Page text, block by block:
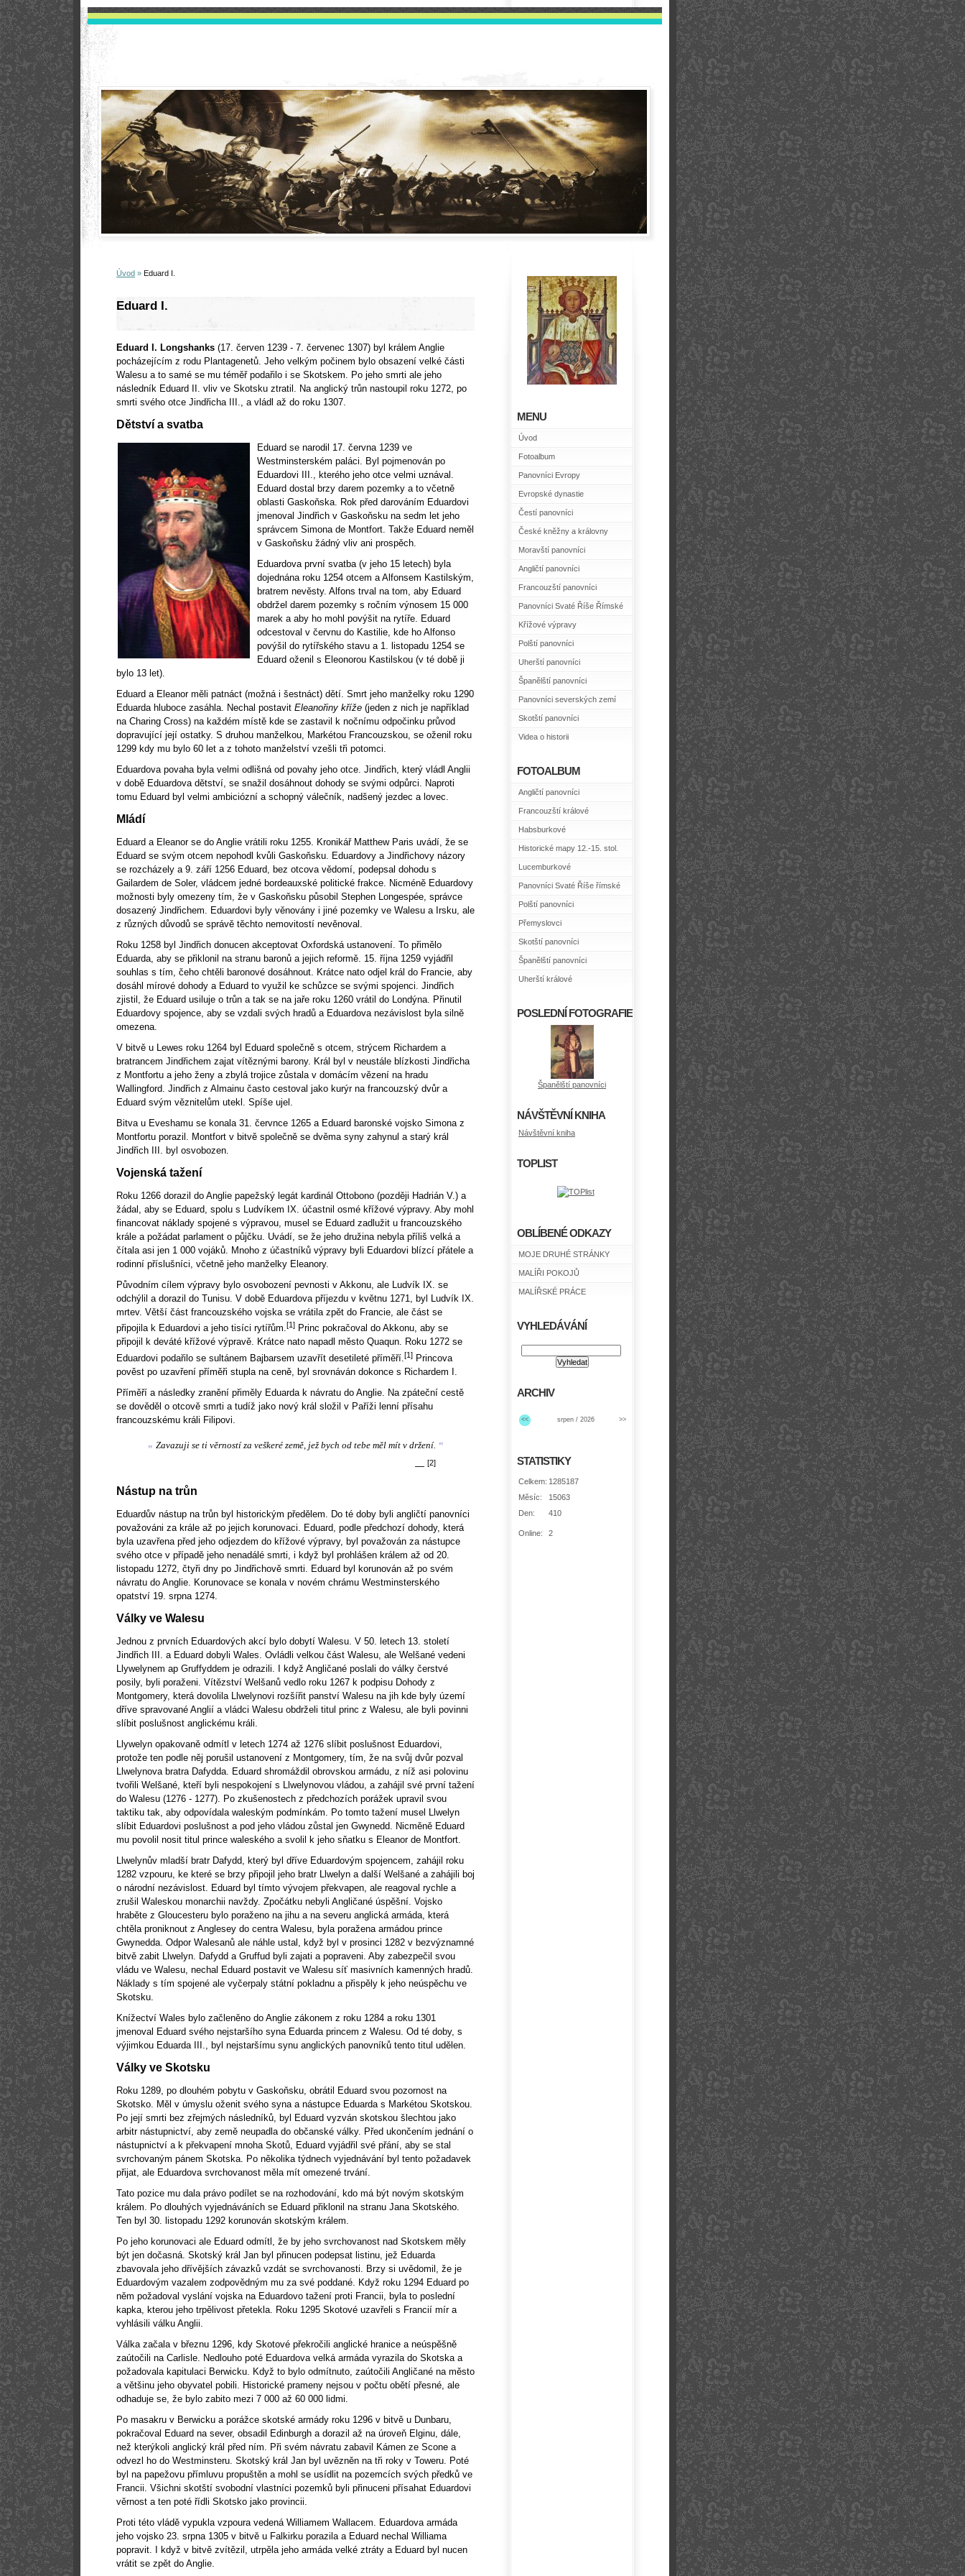
Úvod » Eduard I.
Eduard I.
Eduard I. Longshanks (17. červen 1239 - 7. červenec 1307) byl králem Anglie
pocházejícím z rodu Plantagenetů. Jeho velkým počinem bylo obsazení velké části
Walesu a to samé se mu téměř podařilo i se Skotskem. Po jeho smrti ale jeho
následník Eduard II. vliv ve Skotsku ztratil. Na anglický trůn nastoupil roku 1272, po
smrti svého otce Jindřicha III., a vládl až do roku 1307.
Dětství a svatba
Eduard se narodil 17. června 1239 ve
Westminsterském paláci. Byl pojmenován po
Eduardovi III., kterého jeho otce velmi uznával.
Eduard dostal brzy darem pozemky a to včetně
oblasti Gaskoňska. Rok před darováním Eduardovi
jmenoval Jindřich v Gaskoňsku na sedm let jeho
správcem Simona de Montfort. Takže Eduard neměl
v Gaskoňsku žádný vliv ani prospěch.
Eduardova první svatba (v jeho 15 letech) byla
dojednána roku 1254 otcem a Alfonsem Kastilským,
bratrem nevěsty. Alfons trval na tom, aby Eduard
obdržel darem pozemky s ročním výnosem 15 000
marek a aby ho mohl povýšit na rytíře. Eduard
odcestoval v červnu do Kastilie, kde ho Alfonso
povýšil do rytířského stavu a 1. listopadu 1254 se
Eduard oženil s Eleonorou Kastilskou (v té době ji
bylo 13 let).
Eduard a Eleanor měli patnáct (možná i šestnáct) dětí. Smrt jeho manželky roku 1290
Eduarda hluboce zasáhla. Nechal postavit Eleanořiny kříže (jeden z nich je například
na Charing Cross) na každém místě kde se zastavil k nočnímu odpočinku průvod
dopravující její ostatky. S druhou manželkou, Markétou Francouzskou, se oženil roku
1299 kdy mu bylo 60 let a z tohoto manželství vzešli tři potomci.
Eduardova povaha byla velmi odlišná od povahy jeho otce. Jindřich, který vládl Anglii
v době Eduardova dětství, se snažil dosáhnout dohody se svými odpůrci. Naproti
tomu Eduard byl velmi ambiciózní a schopný válečník, nadšený jezdec a lovec.
Mládí
Eduard a Eleanor se do Anglie vrátili roku 1255. Kronikář Matthew Paris uvádí, že se
Eduard se svým otcem nepohodl kvůli Gaskoňsku. Eduardovy a Jindřichovy názory
se rozcházely a 9. září 1256 Eduard, bez otcova vědomí, podepsal dohodu s
Gailardem de Soler, vládcem jedné bordeauxské politické frakce. Nicméně Eduardovy
možnosti byly omezeny tím, že v Gaskoňsku působil Stephen Longespée, správce
dosazený Jindřichem. Eduardovi byly věnovány i jiné pozemky ve Walesu a Irsku, ale
z různých důvodů se správě těchto nemovitostí nevěnoval.
Roku 1258 byl Jindřich donucen akceptovat Oxfordská ustanovení. To přimělo
Eduarda, aby se přiklonil na stranu baronů a jejich reformě. 15. října 1259 vyjádřil
souhlas s tím, čeho chtěli baronové dosáhnout. Krátce nato odjel král do Francie, aby
dosáhl mírové dohody a Eduard to využil ke schůzce se svými spojenci. Jindřich
zjistil, že Eduard usiluje o trůn a tak se na jaře roku 1260 vrátil do Londýna. Přinutil
Eduardovy spojence, aby se vzdali svých hradů a Eduardova nezávislost byla silně
omezena.
V bitvě u Lewes roku 1264 byl Eduard společně s otcem, strýcem Richardem a
bratrancem Jindřichem zajat vítěznými barony. Král byl v neustále blízkosti Jindřicha
z Montfortu a jeho ženy a zbylá trojice zůstala v domácím vězení na hradu
Wallingford. Jindřich z Almainu často cestoval jako kurýr na francouzský dvůr a
Eduard svým věznitelům utekl. Spíše ujel.
Bitva u Eveshamu se konala 31. červnce 1265 a Eduard baronské vojsko Simona z
Montfortu porazil. Montfort v bitvě společně se dvěma syny zahynul a starý král
Jindřich III. byl osvobozen.
Vojenská tažení
Roku 1266 dorazil do Anglie papežský legát kardinál Ottobono (později Hadrián V.) a
žádal, aby se Eduard, spolu s Ludvíkem IX. účastnil osmé křížové výpravy. Aby mohl
financovat náklady spojené s výpravou, musel se Eduard zadlužit u francouzského
krále a požádat parlament o půjčku. Uvádí, se že jeho družina nebyla příliš velká a
čítala asi jen 1 000 vojáků. Mnoho z účastníků výpravy byli Eduardovi blízcí přátele a
rodinní příslušníci, včetně jeho manželky Eleanory.
Původním cílem výpravy bylo osvobození pevnosti v Akkonu, ale Ludvík IX. se
odchýlil a dorazil do Tunisu. V době Eduardova příjezdu v květnu 1271, byl Ludvík IX.
mrtev. Větší část francouzského vojska se vrátila zpět do Francie, ale část se
připojila k Eduardovi a jeho tisíci rytířům.[1] Princ pokračoval do Akkonu, aby se
připojil k deváté křížové výpravě. Krátce nato napadl město Quaqun. Roku 1272 se
Eduardovi podařilo se sultánem Bajbarsem uzavřít desetileté příměří. [1] Princova
pověst po uzavření příměři stupla na ceně, byl srovnáván dokonce s Richardem I.
Příměří a následky zranění přiměly Eduarda k návratu do Anglie. Na zpáteční cestě
se dověděl o otcově smrti a tudíž jako nový král složil v Paříži lenní přísahu
francouzskému králi Filipovi.
„ Zavazuji se ti věrností za veškeré země, jež bych od tebe měl mít v držení. “
— [2]
Nástup na trůn
Eduardův nástup na trůn byl historickým předělem. Do té doby byli angličtí panovníci
považováni za krále až po jejich korunovaci. Eduard, podle předchozí dohody, která
byla uzavřena před jeho odjezdem do křížové výpravy, byl považován za nástupce
svého otce v případě jeho nenadálé smrti, i když byl prohlášen králem až od 20.
listopadu 1272, čtyři dny po Jindřichově smrti. Eduard byl korunován až po svém
návratu do Anglie. Korunovace se konala v novém chrámu Westminsterského
opatství 19. srpna 1274.
Války ve Walesu
Jednou z prvních Eduardových akcí bylo dobytí Walesu. V 50. letech 13. století
Jindřich III. a Eduard dobyli Wales. Ovládli velkou část Walesu, ale Welšané vedeni
Llywelynem ap Gruffyddem je odrazili. I když Angličané poslali do války čerstvé
posily, byli poraženi. Vítězství Welšanů vedlo roku 1267 k podpisu Dohody z
Montgomery, která dovolila Llwelynovi rozšířit panství Walesu na jih kde byly území
dříve spravované Anglií a vládci Walesu obdrželi titul princ z Walesu, ale byli povinni
slíbit poslušnost anglickému králi.
Llywelyn opakovaně odmítl v letech 1274 až 1276 slíbit poslušnost Eduardovi,
protože ten podle něj porušil ustanovení z Montgomery, tím, že na svůj dvůr pozval
Llwelynova bratra Dafydda. Eduard shromáždil obrovskou armádu, z níž asi polovinu
tvořili Welšané, kteří byli nespokojení s Llwelynovou vládou, a zahájil své první tažení
do Walesu (1276 - 1277). Po zkušenostech z předchozích porážek upravil svou
taktiku tak, aby odpovídala waleským podmínkám. Po tomto tažení musel Llwelyn
slíbit Eduardovi poslušnost a pod jeho vládou zůstal jen Gwynedd. Nicměně Eduard
mu povolil nosit titul prince waleského a svolil k jeho sňatku s Eleanor de Montfort.
Llwelynův mladší bratr Dafydd, který byl dříve Eduardovým spojencem, zahájil roku
1282 vzpouru, ke které se brzy připojil jeho bratr Llwelyn a další Welšané a zahájili boj
o národní nezávislost. Eduard byl tímto vývojem překvapen, ale reagoval rychle a
zrušil Waleskou monarchii navždy. Zpočátku nebyli Angličané úspěšní. Vojsko
hraběte z Gloucesteru bylo poraženo na jihu a na severu anglická armáda, která
chtěla proniknout z Anglesey do centra Walesu, byla poražena armádou prince
Gwynedda. Odpor Walesanů ale náhle ustal, když byl v prosinci 1282 v bezvýznamné
bitvě zabit Llwelyn. Dafydd a Gruffud byli zajati a popraveni. Aby zabezpečil svou
vládu ve Walesu, nechal Eduard postavit ve Walesu síť masivních kamenných hradů.
Náklady s tím spojené ale vyčerpaly státní pokladnu a přispěly k jeho neúspěchu ve
Skotsku.
Knížectví Wales bylo začleněno do Anglie zákonem z roku 1284 a roku 1301
jmenoval Eduard svého nejstaršího syna Eduarda princem z Walesu. Od té doby, s
výjimkou Eduarda III., byl nejstaršímu synu anglických panovníků tento titul udělen.
Války ve Skotsku
Roku 1289, po dlouhém pobytu v Gaskoňsku, obrátil Eduard svou pozornost na
Skotsko. Měl v úmyslu oženit svého syna a nástupce Eduarda s Markétou Skotskou.
Po její smrti bez zřejmých následníků, byl Eduard vyzván skotskou šlechtou jako
arbitr nástupnictví, aby země neupadla do občanské války. Před ukončením jednání o
nástupnictví a k překvapení mnoha Skotů, Eduard vyjádřil své přání, aby se stal
svrchovaným pánem Skotska. Po několika týdnech vyjednávání byl tento požadavek
přijat, ale Eduardova svrchovanost měla mít omezené trvání.
Tato pozice mu dala právo podílet se na rozhodování, kdo má být novým skotským
králem. Po dlouhých vyjednáváních se Eduard přiklonil na stranu Jana Skotského.
Ten byl 30. listopadu 1292 korunován skotským králem.
Po jeho korunovaci ale Eduard odmítl, že by jeho svrchovanost nad Skotskem měly
být jen dočasná. Skotský král Jan byl přinucen podepsat listinu, jež Eduarda
zbavovala jeho dřívějších závazků vzdát se svrchovanosti. Brzy si uvědomil, že je
Eduardovým vazalem zodpovědným mu za své poddané. Když roku 1294 Eduard po
něm požadoval vyslání vojska na Eduardovo tažení proti Francii, byla to poslední
kapka, kterou jeho trpělivost přetekla. Roku 1295 Skotové uzavřeli s Francií mír a
vyhlásili válku Anglii.
Válka začala v březnu 1296, kdy Skotové překročili anglické hranice a neúspěšně
zaútočili na Carlisle. Nedlouho poté Eduardova velká armáda vyrazila do Skotska a
požadovala kapitulaci Berwicku. Když to bylo odmítnuto, zaútočili Angličané na město
a většinu jeho obyvatel pobili. Historické prameny nejsou v počtu obětí přesné, ale
odhaduje se, že bylo zabito mezi 7 000 až 60 000 lidmi.
Po masakru v Berwicku a porážce skotské armády roku 1296 v bitvě u Dunbaru,
pokračoval Eduard na sever, obsadil Edinburgh a dorazil až na úroveň Elginu, dále,
než kterýkoli anglický král před ním. Při svém návratu zabavil Kámen ze Scone a
odvezl ho do Westminsteru. Skotský král Jan byl uvězněn na tři roky v Toweru. Poté
byl na papežovu přímluvu propuštěn a mohl se usídlit na pozemcích svých předků ve
Francii. Všichni skotští svobodní vlastníci pozemků byli přinuceni přísahat Eduardovi
věrnost a ten poté řídli Skotsko jako provincii.
Proti této vládě vypukla vzpoura vedená Williamem Wallacem. Eduardova armáda
jeho vojsko 23. srpna 1305 v bitvě u Falkirku porazila a Eduard nechal Williama
popravit. I když v bitvě zvítězil, utrpěla jeho armáda velké ztráty a Eduard byl nucen
vrátit se zpět do Anglie.
MENU
Úvod
Fotoalbum
Panovníci Evropy
Evropské dynastie
Čestí panovníci
České kněžny a královny
Moravští panovníci
Angličtí panovníci
Francouzští panovníci
Panovníci Svaté Říše Římské
Křížové výpravy
Polští panovníci
Uherští panovníci
Španělští panovníci
Panovníci severských zemí
Skotští panovníci
Videa o historii
FOTOALBUM
Angličtí panovníci
Francouzští králové
Habsburkové
Historické mapy 12.-15. stol.
Lucemburkové
Panovníci Svaté Říše římské
Polští panovníci
Přemyslovci
Skotští panovníci
Španělští panovníci
Uherští králové
POSLEDNÍ FOTOGRAFIE
Španělští panovníci
NÁVŠTĚVNÍ KNIHA
Návštěvní kniha
TOPLIST
OBLÍBENÉ ODKAZY
MOJE DRUHÉ STRÁNKY
MALÍŘI POKOJŮ
MALÍŘSKÉ PRÁCE
VYHLEDÁVÁNÍ
ARCHIV
<< srpen / 2026 >>
STATISTIKY
Online: 2
Celkem: 1285187
Měsíc:
15063
Den:
410